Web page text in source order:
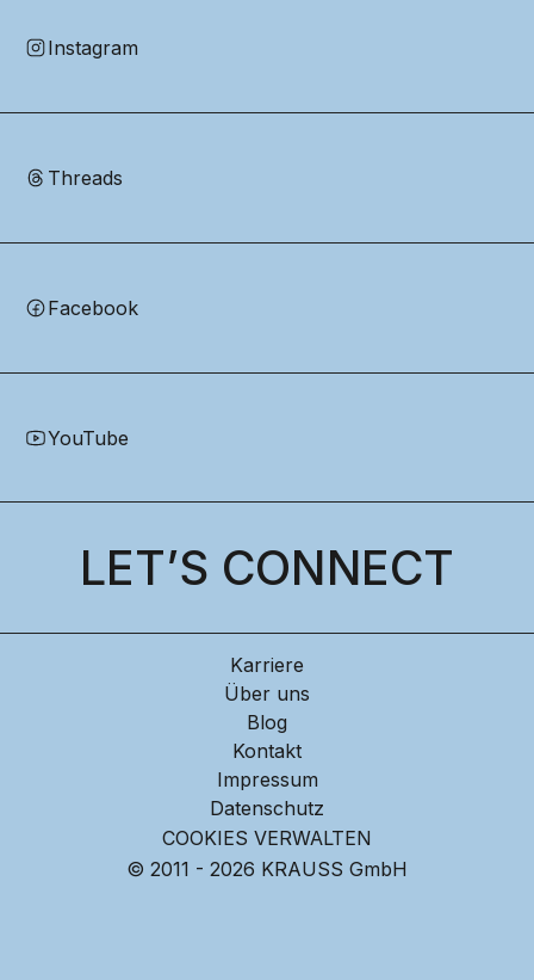
Instagram
Threads
Facebook
YouTube
LET’S CONNECT
Karriere
Über uns
Blog
Kontakt
Impressum
Datenschutz
COOKIES VERWALTEN
© 2011 - 2026 KRAUSS GmbH